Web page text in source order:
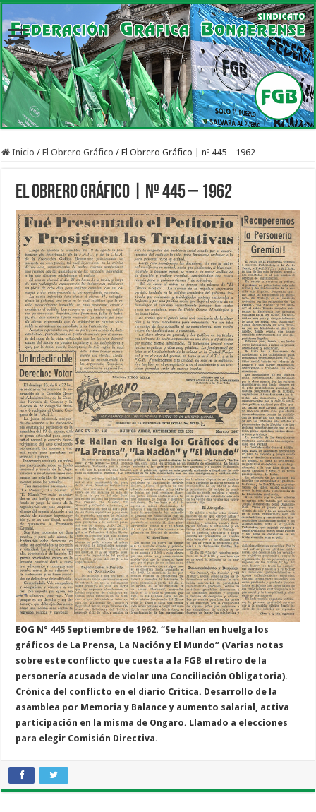
Inicio / El Obrero Gráfico / El Obrero Gráfico | nº 445 – 1962
El Obrero Gráfico | nº 445 – 1962
EOG Nº 445 Septiembre de 1962.“Se hallan en huelga los
gráficos de La Prensa, La Nación y El Mundo” (Varias notas
sobre este conflicto que cuesta a la FGB el retiro de la
personería acusada de violar una Conciliación Obligatoria).
Crónica del conflicto en el diario Crítica. Desarrollo de la
asamblea por Memoria y Balance y aumento salarial, activa
participación en la misma de Ongaro. Llamado a elecciones
para elegir Comisión Directiva.